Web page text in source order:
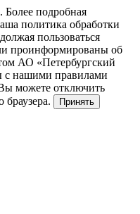
подробная
политика обработки
пользоваться
проинформированы об
АО «Петербургский
с нашими правилами
можете отключить
Принять